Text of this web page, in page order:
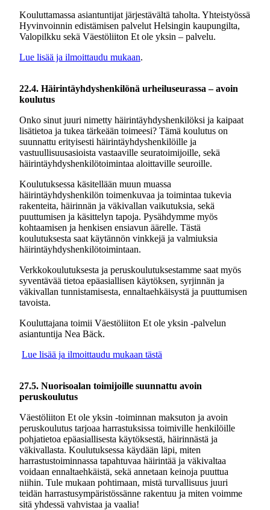
Kouluttamassa asiantuntijat järjestävältä taholta. Yhteistyössä
Hyvinvoinnin edistämisen palvelut Helsingin kaupungilta,
Valopilkku sekä Väestöliiton Et ole yksin – palvelu.
Lue lisää ja ilmoittaudu mukaan.
22.4. Häirintäyhdyshenkilönä urheiluseurassa – avoin
koulutus
Onko sinut juuri nimetty häirintäyhdyshenkilöksi ja kaipaat
lisätietoa ja tukea tärkeään toimeesi? Tämä koulutus on
suunnattu erityisesti häirintäyhdyshenkilöille ja
vastuullisuusasioista vastaaville seuratoimijoille, sekä
häirintäyhdyshenkilötoimintaa aloittaville seuroille.
Koulutuksessa käsitellään muun muassa
häirintäyhdyshenkilön toimenkuvaa ja toimintaa tukevia
rakenteita, häirinnän ja väkivallan vaikutuksia, sekä
puuttumisen ja käsittelyn tapoja. Pysähdymme myös
kohtaamisen ja henkisen ensiavun äärelle. Tästä
koulutuksesta saat käytännön vinkkejä ja valmiuksia
häirintäyhdyshenkilötoimintaan.
Verkkokoulutuksesta ja peruskoulutuksestamme saat myös
syventävää tietoa epäasiallisen käytöksen, syrjinnän ja
väkivallan tunnistamisesta, ennaltaehkäisystä ja puuttumisen
tavoista.
Kouluttajana toimii Väestöliiton Et ole yksin -palvelun
asiantuntija Nea Bäck.
Lue lisää ja ilmoittaudu mukaan tästä
27.5. Nuorisoalan toimijoille suunnattu avoin
peruskoulutus
Väestöliiton Et ole yksin -toiminnan maksuton ja avoin
peruskoulutus tarjoaa harrastuksissa toimiville henkilöille
pohjatietoa epäasiallisesta käytöksestä, häirinnästä ja
väkivallasta. Koulutuksessa käydään läpi, miten
harrastustoiminnassa tapahtuvaa häirintää ja väkivaltaa
voidaan ennaltaehkäistä, sekä annetaan keinoja puuttua
niihin. Tule mukaan pohtimaan, mistä turvallisuus juuri
teidän harrastusympäristössänne rakentuu ja miten voimme
sitä yhdessä vahvistaa ja vaalia!